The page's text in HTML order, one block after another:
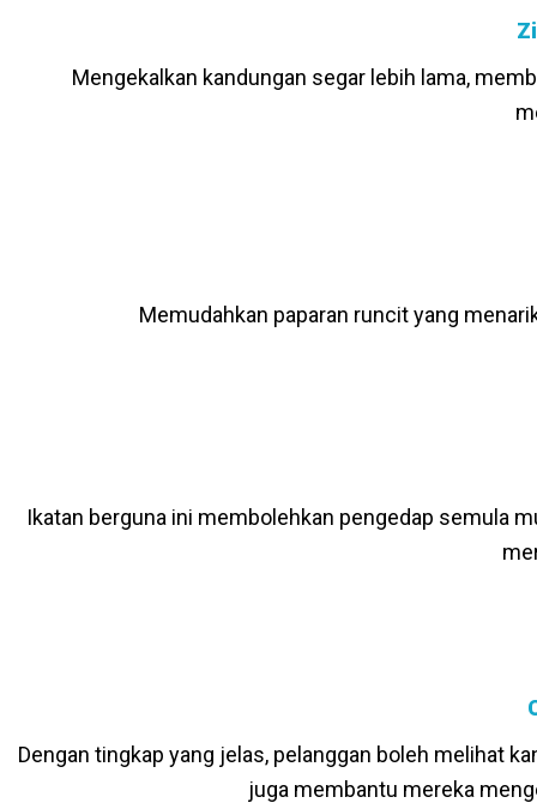
Mengekalkan kandungan segar lebih lama,
Memudahkan paparan runcit yang
Ikatan berguna ini membolehkan pengedap semula
Dengan tingkap yang jelas, pelanggan boleh melihat
juga membantu mereka